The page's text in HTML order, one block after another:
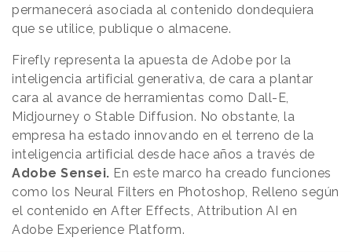
permanecerá asociada al contenido dondequiera
que se utilice, publique o almacene.
Firefly representa la apuesta de Adobe por la
inteligencia artificial generativa, de cara a plantar
cara al avance de herramientas como Dall-E,
Midjourney o Stable Diffusion. No obstante, la
empresa ha estado innovando en el terreno de la
inteligencia artificial desde hace años a través de
Adobe Sensei. En este marco ha creado funciones
como los Neural Filters en Photoshop, Relleno según
el contenido en After Effects, Attribution AI en
Adobe Experience Platform.